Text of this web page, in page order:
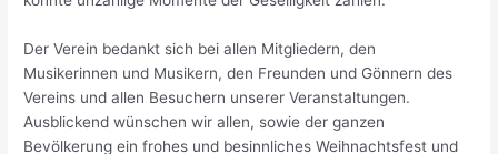
Der Verein bedankt sich bei allen Mitgliedern, den
Musikerinnen und Musikern, den Freunden und Gönnern des
Vereins und allen Besuchern unserer Veranstaltungen.
Ausblickend wünschen wir allen, sowie der ganzen
Bevölkerung ein frohes und besinnliches Weihnachtsfest und